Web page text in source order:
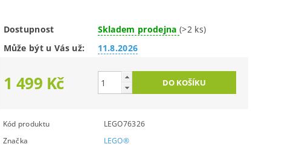
Dostupnost Skladem prodejna (>2 ks)
Může být u Vás už:
11.8.2026
1 499 Kč
Kód produktu
LEGO76326
Značka
LEGO®